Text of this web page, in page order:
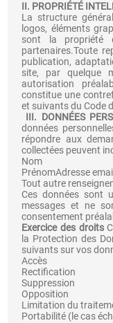
II. PROPRIÉTÉ
La structure
logos, éléments
sont la propriété
partenaires.Toute
publication,
site, par quelque
autorisation
constitue une
et suivants du Code
III. DONNÉES
données
répondre aux
collectées peuvent
Nom
PrénomAdresse
Tout autre
Ces données sont
messages et ne
consentement
Exercice des droits
la Protection des
suivants sur vos
Accès
Rectification
Suppression
Opposition
Limitation du
Portabilité (le cas